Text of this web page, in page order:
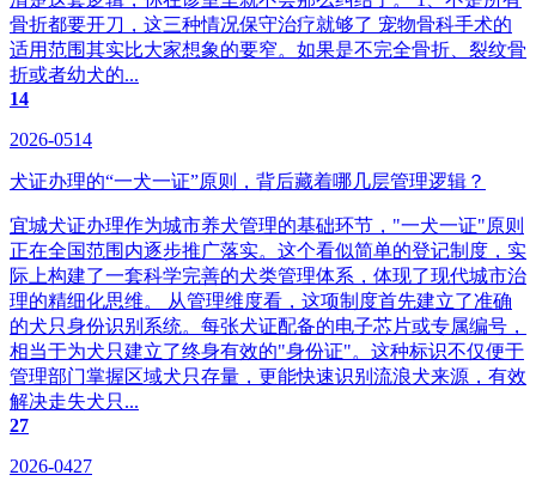
骨折都要开刀，这三种情况保守治疗就够了‌ 宠物骨科手术的
适用范围其实比大家想象的要窄。如果是不完全骨折、裂纹骨
折或者幼犬的...
14
2026-0514
犬证办理的“一犬一证”原则，背后藏着哪几层管理逻辑？
宜城犬证办理作为城市养犬管理的基础环节，"一犬一证"原则
正在全国范围内逐步推广落实。这个看似简单的登记制度，实
际上构建了一套科学完善的犬类管理体系，体现了现代城市治
理的精细化思维。 从管理维度看，这项制度首先建立了准确
的犬只身份识别系统。每张犬证配备的电子芯片或专属编号，
相当于为犬只建立了终身有效的"身份证"。这种标识不仅便于
管理部门掌握区域犬只存量，更能快速识别流浪犬来源，有效
解决走失犬只...
27
2026-0427